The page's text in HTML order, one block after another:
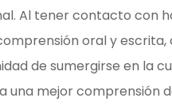
Al tener contacto con
oral y escrita,
de sumergirse en la
una mejor comprensión